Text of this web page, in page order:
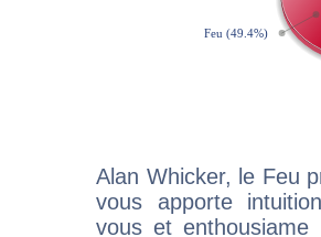
Alan Whicker, le Feu
vous apporte
vous et